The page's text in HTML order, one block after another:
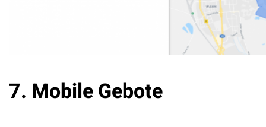
7. Mobile Gebote